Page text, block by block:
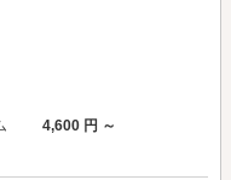
4,600 円 ～